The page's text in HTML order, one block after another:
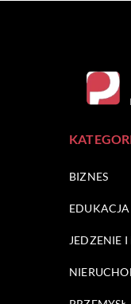
BIZNES
EDUKACJA
JEDZENIE